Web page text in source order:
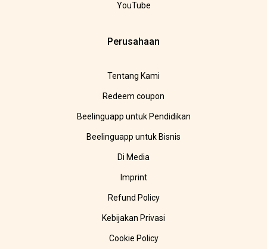
YouTube
Perusahaan
Tentang Kami
Redeem coupon
Beelinguapp untuk Pendidikan
Beelinguapp untuk Bisnis
Di Media
Imprint
Refund Policy
Kebijakan Privasi
Cookie Policy